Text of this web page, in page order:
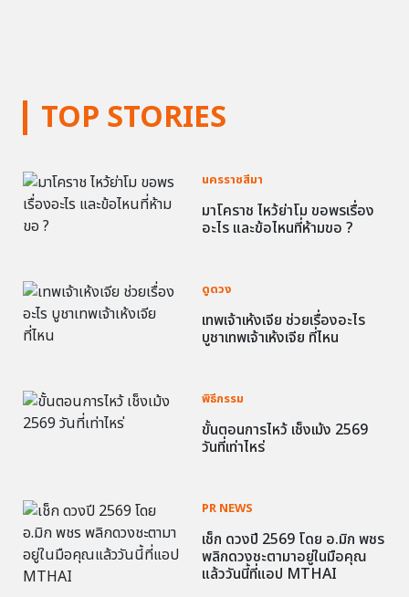
TOP STORIES
นครราชสีมา
มาโคราช ไหว้ย่าโม ขอพรเรื่อง
อะไร และข้อไหนที่ห้ามขอ ?
ดูดวง
เทพเจ้าเห้งเจีย ช่วยเรื่องอะไร
บูชาเทพเจ้าเห้งเจีย ที่ไหน
พิธีกรรม
ขั้นตอนการไหว้ เช็งเม้ง 2569
วันที่เท่าไหร่
PR NEWS
เช็ก ดวงปี 2569 โดย อ.มิก พชร
พลิกดวงชะตามาอยู่ในมือคุณ
แล้ววันนี้ที่แอป MTHAI